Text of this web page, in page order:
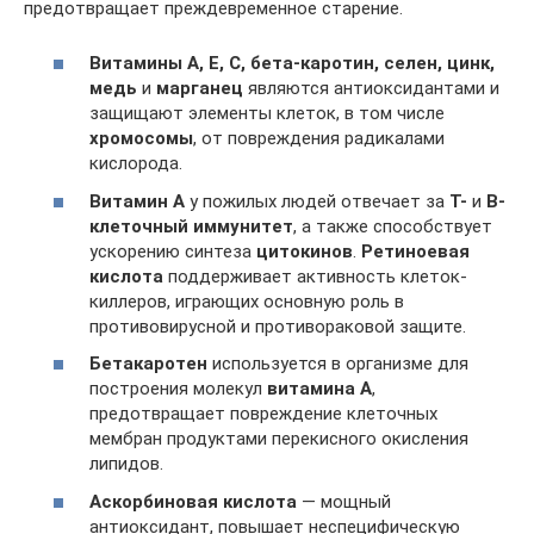
предотвращает преждевременное старение.
Витамины А, Е, С, бета-каротин, селен, цинк,
медь и марганец являются антиоксидантами и
защищают элементы клеток, в том числе
хромосомы, от повреждения радикалами
кислорода.
Витамин А у пожилых людей отвечает за T- и В-
клеточный иммунитет, а также способствует
ускорению синтеза цитокинов Ретиноевая
кислота поддерживает активность клеток-
киллеров, играющих основную роль в
противовирусной и противораковой защите.
Бетакаротен используется в организме для
построения молекул витамина А,
предотвращает повреждение клеточных
мембран продуктами перекисного окисления
липидов.
Аскорбиновая кислота — мощный
антиоксидант, повышает неспецифическую